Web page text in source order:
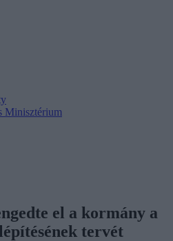
Minisztérium
el a kormány a
tervét